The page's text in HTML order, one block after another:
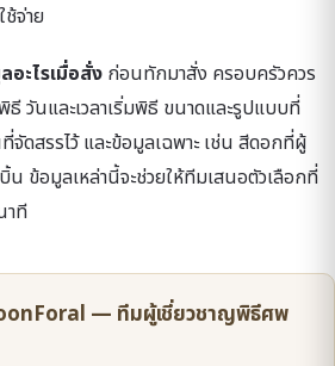
จ่าย
ะไรเมื่อสั่ง ก่อนทักมาสั่ง ครอบครัวควร
ธี วันและเวลาเริ่มพิธี ขนาดและรูปแบบที่
ดสรรไว้ และข้อมูลเฉพาะ เช่น สีดอกที่ผู้
ข้อมูลเหล่านี้จะช่วยให้ทีมเสนอตัวเลือกที่
าที
— ทีมผู้เชี่ยวชาญพิธีศพ